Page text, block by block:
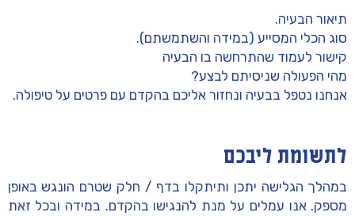
תיאור הבעיה.
סוג הכלי המסייע (במידה והשתמשתם).
קישור לעמוד שהתרחשה בו הבעיה
מהי הפעולה שניסיתם לבצע?
אנחנו נטפל בבעיה ונחזור אליכם בהקדם עם פרטים על טיפולה.
לתשומת ליבכם
במהלך הגלישה יתכן ותיתקלו בדף / חלק שטרם הונגש באופן
מספק. אנו עמלים על מנת להנגישו בהקדם. במידה ובכל זאת